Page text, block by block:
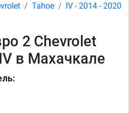
Tahoe
IV - 2014 - 2020
2 Chevrolet
в Махачкале